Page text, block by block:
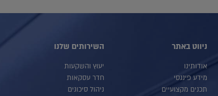
ניווט באתר
אודותינו
מידע פיננסי
תכנים מקצועיים
השירותים שלנו
יעוץ והשקעות
חדר עסקאות
ניהול סיכונים